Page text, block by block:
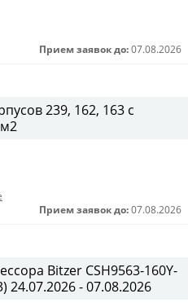
Прием заявок до: 07.08.2026
239, 162, 163 с
Прием заявок до: 07.08.2026
Bitzer CSH9563-160Y-
24.07.2026 - 07.08.2026